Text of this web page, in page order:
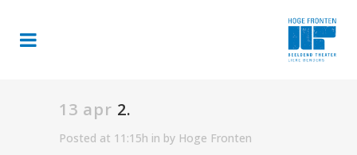
13 apr 2.
Posted at 11:15h in by Hoge Fronten